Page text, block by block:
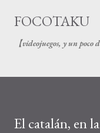
Ir
FOCOTAKU
【videojuegos, y un poco
El catalán, en